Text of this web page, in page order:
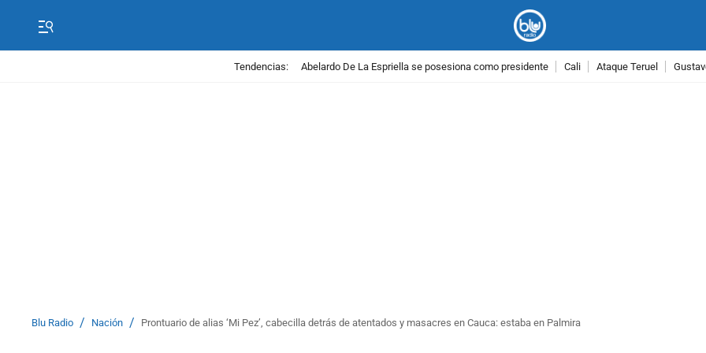
Tendencias: Abelardo De La Espriella se posesiona como presidente Cali Ataque Teruel
Blu Radio / Nación / Prontuario de alias ‘Mi Pez’, cabecilla detrás de atentados y masacres en Cauca: estaba en Palmira